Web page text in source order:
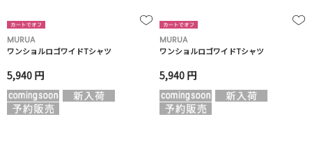
MURUA
ワンショルロゴワイドTシャツ
5,940 円
MURUA
ワンショルロゴワイドTシャツ
5,940 円